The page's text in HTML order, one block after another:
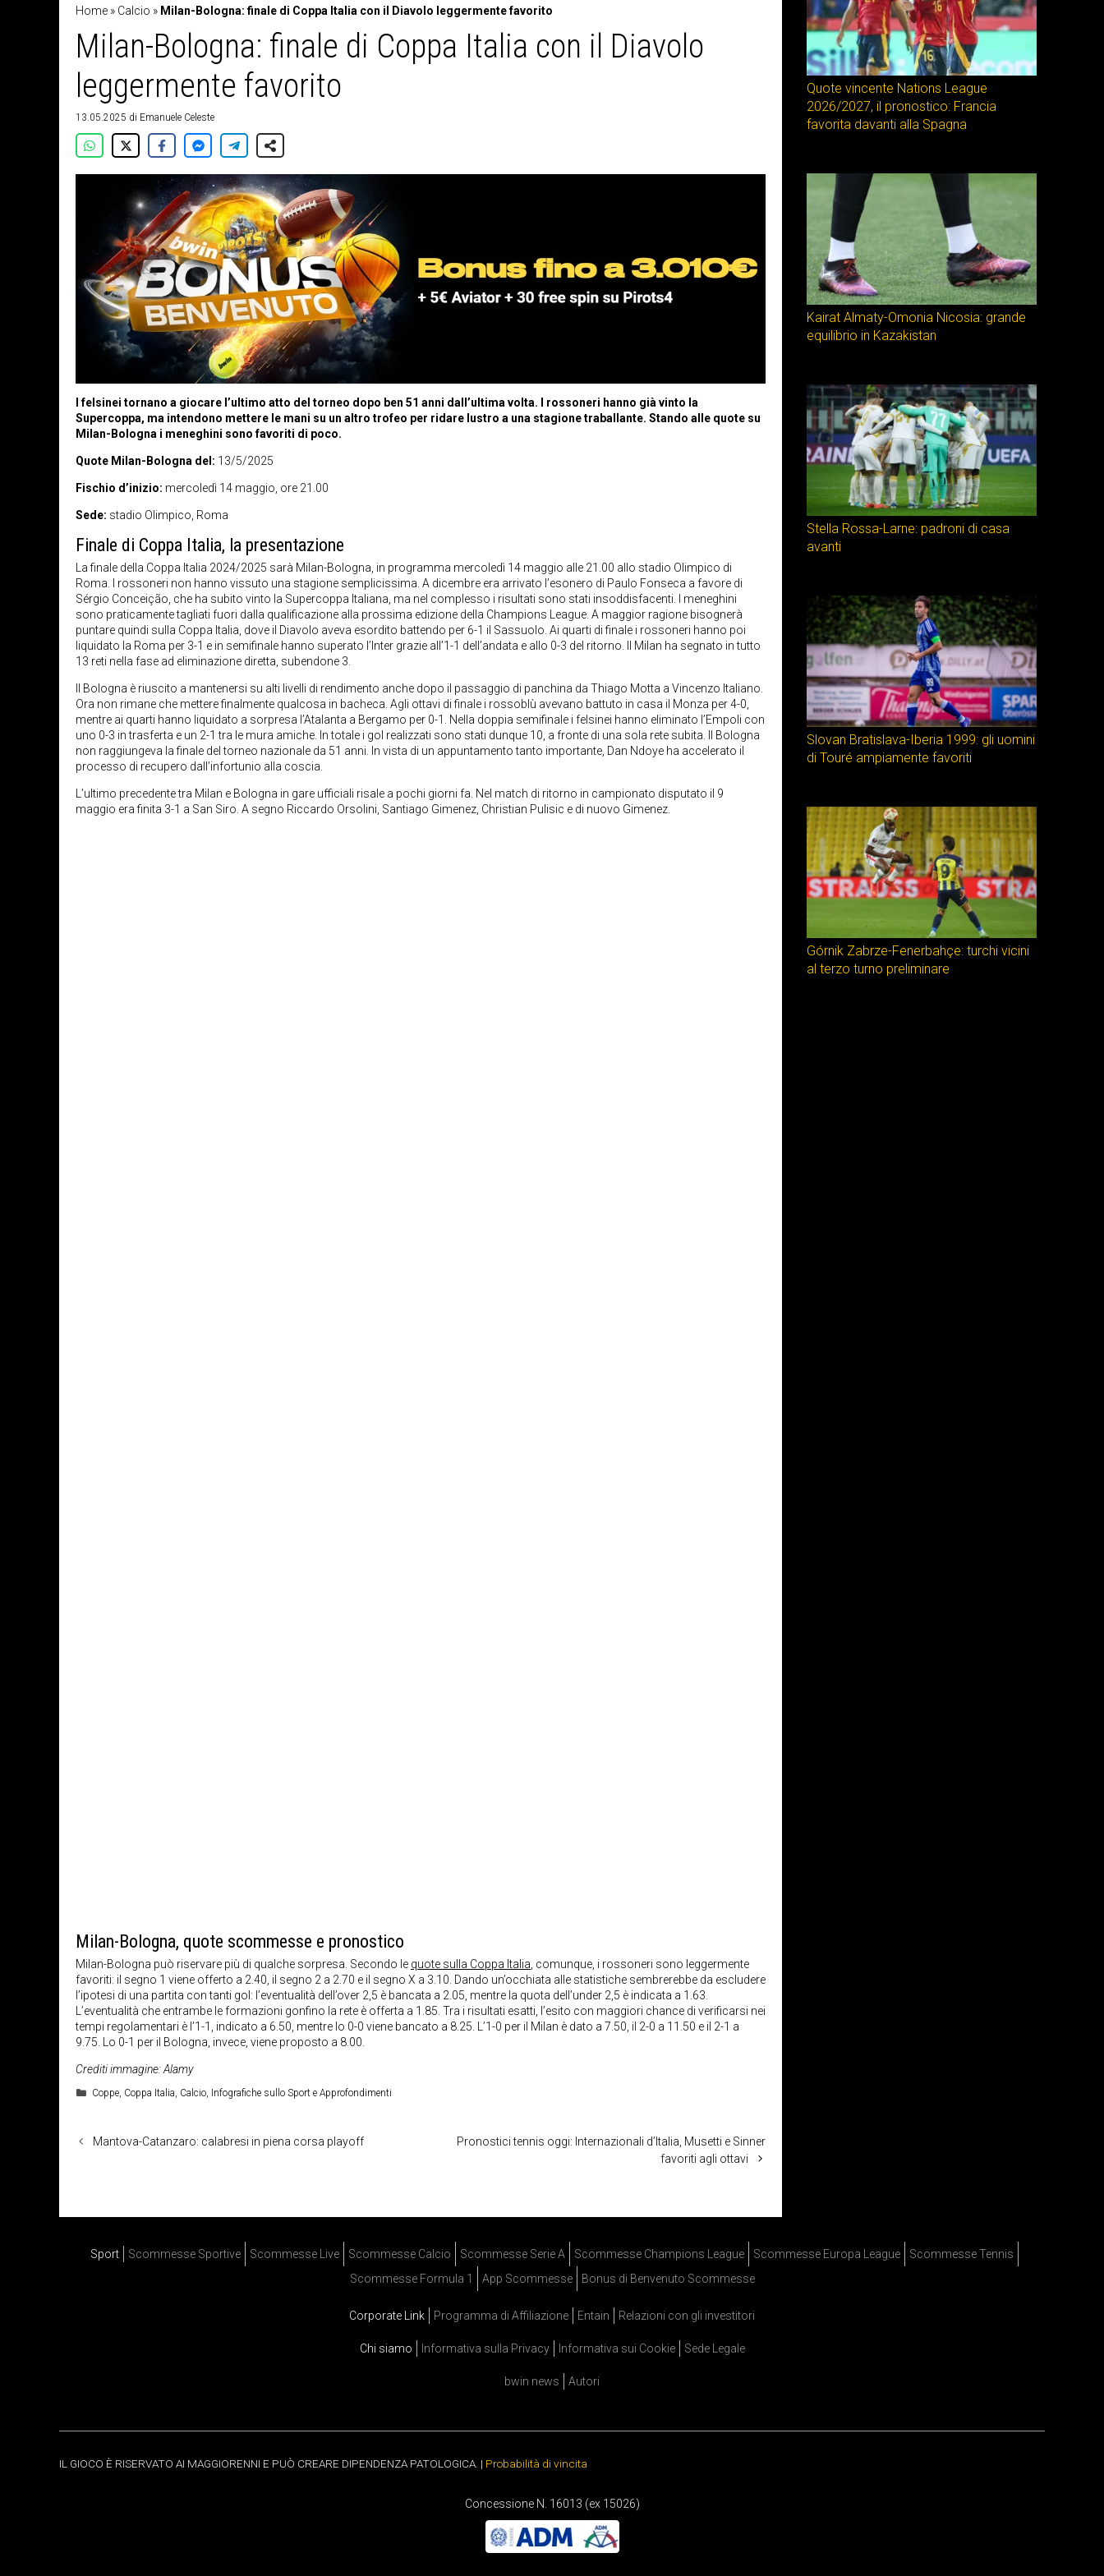
Home » Calcio » Milan-Bologna: finale di Coppa Italia con il Diavolo leggermente favorito
Milan-Bologna: finale di Coppa Italia con il Diavolo
leggermente favorito
13.05.2025 di Emanuele Celeste
I felsinei tornano a giocare l’ultimo atto del torneo dopo ben 51 anni dall’ultima volta. I rossoneri hanno già vinto la
Supercoppa, ma intendono mettere le mani su un altro trofeo per ridare lustro a una stagione traballante. Stando alle quote su
Milan-Bologna i meneghini sono favoriti di poco.
Quote Milan-Bologna del: 13/5/2025
Fischio d’inizio: mercoledì 14 maggio, ore 21.00
Sede: stadio Olimpico, Roma
Finale di Coppa Italia, la presentazione
La finale della Coppa Italia 2024/2025 sarà Milan-Bologna, in programma mercoledì 14 maggio alle 21.00 allo stadio Olimpico di
Roma. I rossoneri non hanno vissuto una stagione semplicissima. A dicembre era arrivato l’esonero di Paulo Fonseca a favore di
Sérgio Conceição, che ha subito vinto la Supercoppa Italiana, ma nel complesso i risultati sono stati insoddisfacenti. I meneghini
sono praticamente tagliati fuori dalla qualificazione alla prossima edizione della Champions League. A maggior ragione bisognerà
puntare quindi sulla Coppa Italia, dove il Diavolo aveva esordito battendo per 6-1 il Sassuolo. Ai quarti di finale i rossoneri hanno poi
liquidato la Roma per 3-1 e in semifinale hanno superato l’Inter grazie all’1-1 dell’andata e allo 0-3 del ritorno. Il Milan ha segnato in tutto
13 reti nella fase ad eliminazione diretta, subendone 3.
Il Bologna è riuscito a mantenersi su alti livelli di rendimento anche dopo il passaggio di panchina da Thiago Motta a Vincenzo Italiano.
Ora non rimane che mettere finalmente qualcosa in bacheca. Agli ottavi di finale i rossoblù avevano battuto in casa il Monza per 4-0,
mentre ai quarti hanno liquidato a sorpresa l’Atalanta a Bergamo per 0-1. Nella doppia semifinale i felsinei hanno eliminato l’Empoli con
uno 0-3 in trasferta e un 2-1 tra le mura amiche. In totale i gol realizzati sono stati dunque 10, a fronte di una sola rete subita. Il Bologna
non raggiungeva la finale del torneo nazionale da 51 anni. In vista di un appuntamento tanto importante, Dan Ndoye ha accelerato il
processo di recupero dall’infortunio alla coscia.
L’ultimo precedente tra Milan e Bologna in gare ufficiali risale a pochi giorni fa. Nel match di ritorno in campionato disputato il 9
maggio era finita 3-1 a San Siro. A segno Riccardo Orsolini, Santiago Gimenez, Christian Pulisic e di nuovo Gimenez.
Milan-Bologna, quote scommesse e pronostico
Milan-Bologna può riservare più di qualche sorpresa. Secondo le quote sulla Coppa Italia , comunque, i rossoneri sono leggermente
favoriti: il segno 1 viene offerto a 2.40, il segno 2 a 2.70 e il segno X a 3.10. Dando un’occhiata alle statistiche sembrerebbe da escludere
l’ipotesi di una partita con tanti gol: l’eventualità dell’over 2,5 è bancata a 2.05, mentre la quota dell’under 2,5 è indicata a 1.63.
L’eventualità che entrambe le formazioni gonfino la rete è offerta a 1.85. Tra i risultati esatti, l’esito con maggiori chance di verificarsi nei
tempi regolamentari è l’1-1, indicato a 6.50, mentre lo 0-0 viene bancato a 8.25. L’1-0 per il Milan è dato a 7.50, il 2-0 a 11.50 e il 2-1 a
9.75. Lo 0-1 per il Bologna, invece, viene proposto a 8.00.
Crediti immagine: Alamy
Categorie
Coppe, Coppa Italia, Calcio, Infografiche sullo Sport e Approfondimenti
Mantova-Catanzaro: calabresi in piena corsa playoff
Pronostici tennis oggi: Internazionali d’Italia, Musetti e Sinner
favoriti agli ottavi
Quote vincente Nations League
2026/2027, il pronostico: Francia
favorita davanti alla Spagna
Kairat Almaty-Omonia Nicosia: grande
equilibrio in Kazakistan
Stella Rossa-Larne: padroni di casa
avanti
Slovan Bratislava-Iberia 1999: gli uomini
di Touré ampiamente favoriti
Górnik Zabrze-Fenerbahçe: turchi vicini
al terzo turno preliminare
Sport Scommesse Sportive Scommesse Live Scommesse Calcio Scommesse Serie A Scommesse Champions League Scommesse Europa League
Scommesse Tennis
Scommesse Formula 1
App Scommesse Bonus di Benvenuto Scommesse
Corporate Link Programma di Affiliazione Entain Relazioni con gli investitori
Chi siamo Informativa sulla Privacy Informativa sui Cookie Sede Legale
bwin news Autori
IL GIOCO È RISERVATO AI MAGGIORENNI E PUÒ CREARE DIPENDENZA PATOLOGICA. | Probabilità di vincita
Concessione N. 16013 (ex 15026)